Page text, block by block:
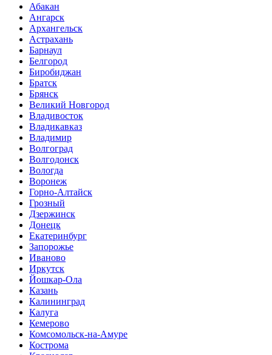
Абакан
Ангарск
Архангельск
Астрахань
Барнаул
Белгород
Биробиджан
Братск
Брянск
Великий Новгород
Владивосток
Владикавказ
Владимир
Волгоград
Волгодонск
Вологда
Воронеж
Горно-Алтайск
Грозный
Дзержинск
Донецк
Екатеринбург
Запорожье
Иваново
Иркутск
Йошкар-Ола
Казань
Калининград
Калуга
Кемерово
Комсомольск-на-Амуре
Кострома